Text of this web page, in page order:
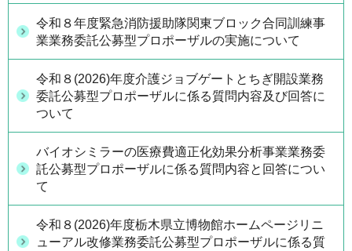
令和８年度緊急消防援助隊関東ブロック合同訓練事
業業務委託公募型プロポーザルの実施について
令和８(2026)年度介護ジョブゲートとちぎ開設業務
委託公募型プロポーザルに係る質問内容及び回答に
ついて
バイオシミラーの医療費適正化効果分析事業業務委
託公募型プロポーザルに係る質問内容と回答につい
て
令和８(2026)年度栃木県立博物館ホームページリニ
ューアル改修業務委託公募型プロポーザルに係る質